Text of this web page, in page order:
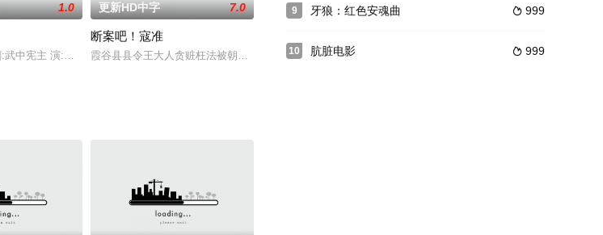
人和囚禁她的
社交平台——“K友汇”。管小强前去参加这场盛会，当
1.0
中宪主 演:杨紫茳 黄爱玲 缪婷茹片 种:故事片类 型:剧情
更新HD中字 7.0
断案吧！寇准
霞谷县县令王大人贪赃枉法被朝廷发觉，正当朝廷想要派钦差前来调查时，王大人却被神秘人士杀了灭口。朝
9  999
牙狼：红色安魂曲
10  999
肮脏电影